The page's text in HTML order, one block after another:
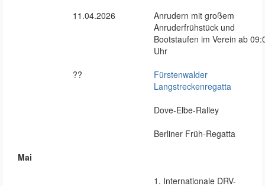
11.04.2026
Anrudern mit großem
Anruderfrühstück und
Bootstaufen im Verein ab
Uhr
??
Fürstenwalder
Langstreckenregatta
Dove-Elbe-Ralley
Berliner Früh-Regatta
Mai
1. Internationale DRV-